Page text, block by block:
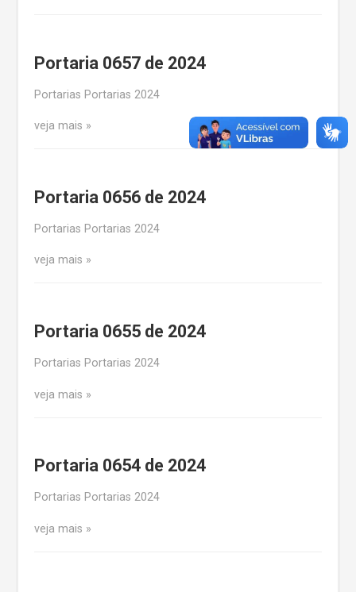
Portaria 0657 de 2024
Portarias Portarias 2024
veja mais
Portaria 0656 de 2024
Portarias Portarias 2024
veja mais
Portaria 0655 de 2024
Portarias Portarias 2024
veja mais
Portaria 0654 de 2024
Portarias Portarias 2024
veja mais